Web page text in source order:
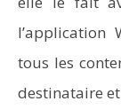
tous les
destinataire